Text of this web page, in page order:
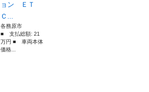
ョン ＥＴ
Ｃ...
各務原市
■ 支払総額: 21
万円 ■ 車両本体
価格...